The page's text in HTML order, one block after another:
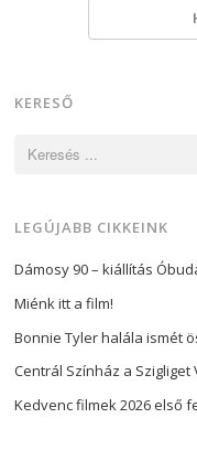
KERESŐ
LEGÚJABB CIKKEINK
Dámosy 90 – kiállítás
Miénk itt a film!
Bonnie Tyler halála ismét
Centrál Színház a
Kedvenc filmek 2026 első